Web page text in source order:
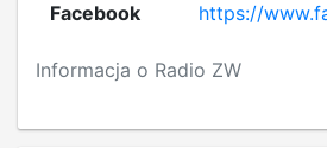
Informacja o Radio ZW
Facebook https://